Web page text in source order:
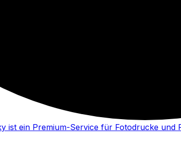
ist ein Premium-Service für Fotodrucke und